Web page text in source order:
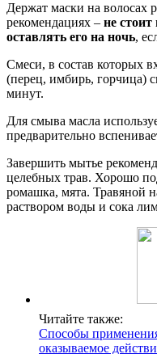
Держат маски на волосах
рекомендациях – не стоит
оставлять его на ночь,
Смеси, в состав которых
(перец, имбирь, горчица)
минут.
Для смыва масла
предварительно
Завершить мытье
целебных трав. Хорошо
ромашка, мята. Травяной
раствором воды и сока
Читайте также:
Способы
оказываемое